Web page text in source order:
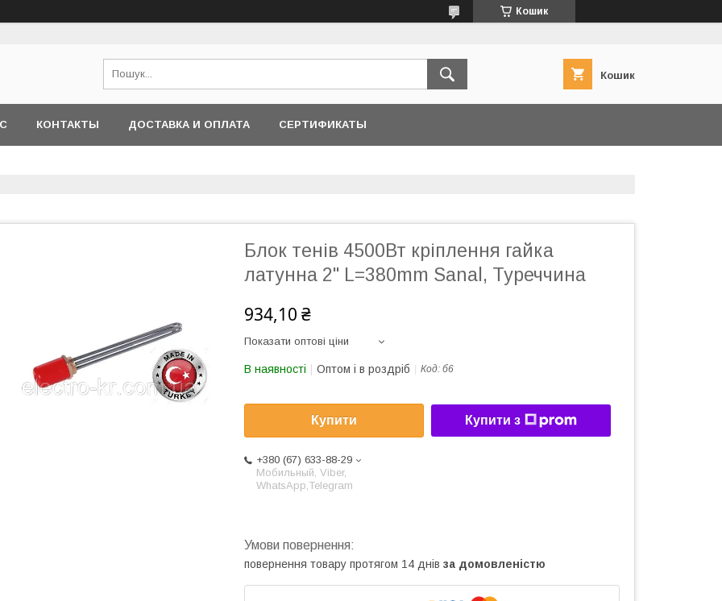
Кошик
Кошик
КОНТАКТЫ ДОСТАВКА И ОПЛАТА СЕРТИФИКАТЫ
Блок тенів 4500Вт кріплення гайка
латунна 2" L=380mm Sanal, Туреччина
934,10 ₴
Показати оптові ціни
В наявності Оптом і в роздріб Код: б6
Купити Купити з
+380 (67) 633-88-29
Мобильный, Viber,
WhatsApp,Telegram
повернення товару протягом 14 днів за домовленістю